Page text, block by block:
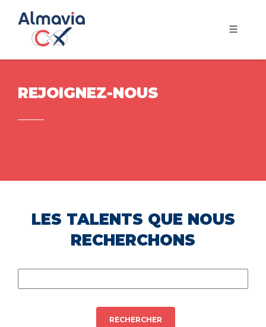
REJOIGNEZ-NOUS
LES TALENTS QUE NOUS
RECHERCHONS
RECHERCHER